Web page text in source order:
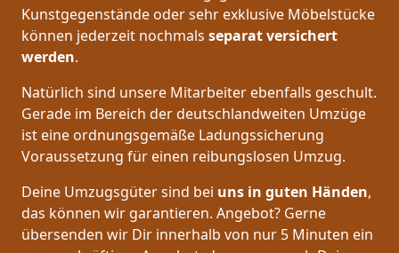
Kunstgegenstände oder sehr exklusive Möbelstücke
können jederzeit nochmals separat versichert
werden.
Natürlich sind unsere Mitarbeiter ebenfalls geschult.
Gerade im Bereich der deutschlandweiten Umzüge
ist eine ordnungsgemäße Ladungssicherung
Voraussetzung für einen reibungslosen Umzug.
Deine Umzugsgüter sind bei uns in guten Händen,
das können wir garantieren. Angebot? Gerne
übersenden wir Dir innerhalb von nur 5 Minuten ein